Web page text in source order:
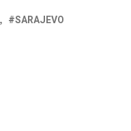
SARAJEVO